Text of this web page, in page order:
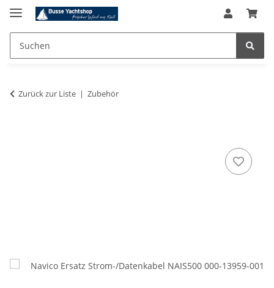
Zurück zur Liste Zubehör